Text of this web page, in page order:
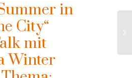
in
City“
mit
Winter